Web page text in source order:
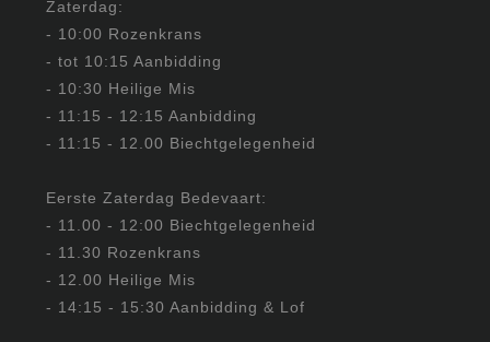
Zaterdag:
- 10:00 Rozenkrans
- tot 10:15 Aanbidding
- 10:30 Heilige Mis
- 11:15 - 12:15 Aanbidding
- 11:15 - 12.00 Biechtgelegenheid
Eerste Zaterdag Bedevaart:
- 11.00 - 12:00 Biechtgelegenheid
- 11.30 Rozenkrans
- 12.00 Heilige Mis
- 14:15 - 15:30 Aanbidding & Lof